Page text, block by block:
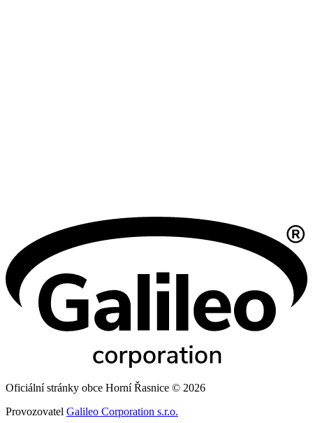
Oficiální stránky obce Horní Řasnice © 2026
Provozovatel Galileo Corporation s.r.o.